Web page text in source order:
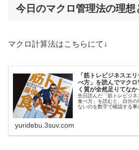
今日のマクロ管理法の理想
マクロ計算法はこちらにて↓
「筋トレビジネスエ
べ方」を読んでマク
く質が全然足りてな
先日読んだ「筋トレビジ
食べ方」を読むと、自分
ないのを数字で確認する事
yuridebu.3suv.com